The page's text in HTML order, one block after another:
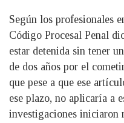
Según los profesionales
Código Procesal Penal
estar detenida sin tener
de dos años por el
que pese a que ese
ese plazo, no aplicaría a
investigaciones iniciaron